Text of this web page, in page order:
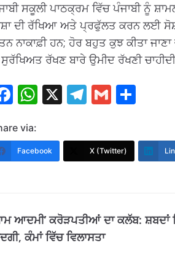
ਸਕੂਲੀ ਪਾਠਕ੍ਰਮ ਵਿੱਚ ਪੰਜਾਬੀ ਨੂੰ
ਦੀ ਰੱਖਿਆ ਅਤੇ ਪ੍ਰਫੁੱਲਤ ਕਰਨ ਲਈ
ਨਾਕਾਫ਼ੀ ਹਨ; ਹੋਰ ਬਹੁਤ ਕੁਝ ਕੀਤਾ ਜਾਣਾ
ਰੱਖਣ ਬਾਰੇ ਉਮੀਦ ਰੱਖਣੀ
F
e
b
k
W
at
s
p
X T
e
gr
G
ai
l
ar
e
via:
Facebook X (Twitter)
ਆਦਮੀ’ ਕਰੋੜਪਤੀਆਂ ਦਾ ਕਲੱਬ: ਸ਼ਬਦਾਂ
ਕੰਮਾਂ ਵਿੱਚ ਵਿਲਾਸਤਾ